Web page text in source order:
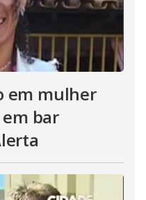
em mulher
bar